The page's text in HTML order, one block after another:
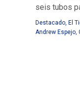
seis tubos
Destacado, El
Andrew Espejo,